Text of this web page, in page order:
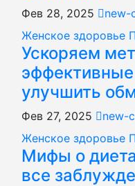
Фев 28, 2025
new-
Женское здоровье
Ускоряем
улучшить
Фев 27, 2025
new-
Женское здоровье
Мифы о
все